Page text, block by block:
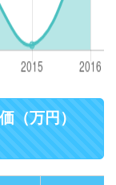
（万円）